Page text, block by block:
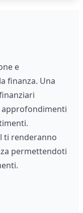
e
finanza. Una
ti renderanno
permettendoti